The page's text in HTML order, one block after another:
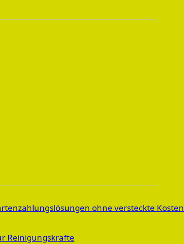
ohne versteckte Kosten
Reinigungskräfte